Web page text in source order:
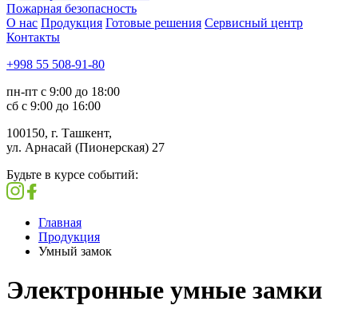
Пожарная безопасность
О нас Продукция Готовые решения Сервисный центр
Контакты
+998 55 508-91-80
пн-пт с 9:00 до 18:00
сб с 9:00 до 16:00
100150, г. Ташкент,
ул. Арнасай (Пионерская) 27
Будьте в курсе событий:
Главная
Продукция
Умный замок
Электронные умные замки